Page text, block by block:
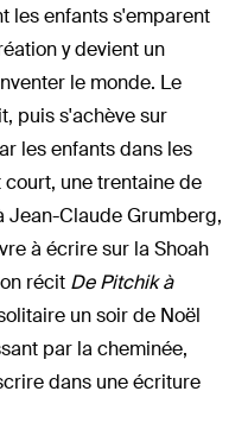
les enfants s'emparent
y devient un
le monde. Le
puis s'achève sur
les enfants dans les
une trentaine de
Jean-Claude Grumberg,
à écrire sur la Shoah
récit De Pitchik à
un soir de Noël
par la cheminée,
dans une écriture